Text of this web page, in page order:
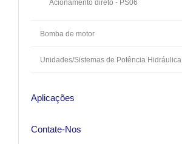
Acionamento direto - PS06
Bomba de motor
Unidades/Sistemas de Potência Hidráulica
Aplicações
Contate-Nos